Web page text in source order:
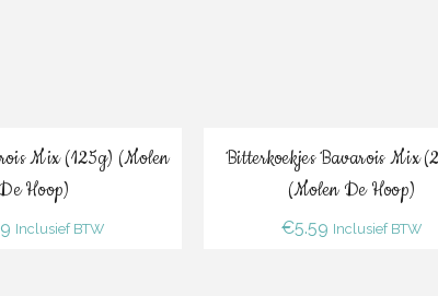
Bestel
Mix (125g) (Molen
De Hoop)
Inclusief BTW
Bestel
Bitterkoekjes Bavarois Mix
(Molen De Hoop)
€5.59 Inclusief BTW